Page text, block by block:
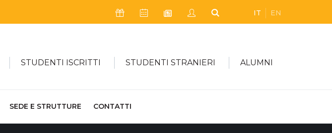
Icona SostieniciIcona Calendario Eventi
Icona Newsletter
Icona My Civica
Icona Cerca
IT EN
STUDENTI ISCRITTI STUDENTI STRANIERI ALUMNI
SEDE E STRUTTURE CONTATTI